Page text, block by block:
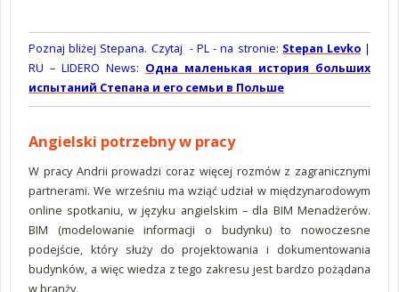
Poznaj bliżej Stepana. Czytaj - PL - na stronie: Stepan Levko|
RU – LIDERO News: Одна маленькая история больших
испытаний Степана и его семьи в Польше
Angielski potrzebny w pracy
W pracy Andrii prowadzi coraz więcej rozmów z zagranicznymi
partnerami. We wrześniu ma wziąć udział w międzynarodowym
online spotkaniu, w języku angielskim – dla BIM Menadżerów.
BIM (modelowanie informacji o budynku) to nowoczesne
podejście, który służy do projektowania i dokumentowania
budynków, a więc wiedza z tego zakresu jest bardzo pożądana
w branży.